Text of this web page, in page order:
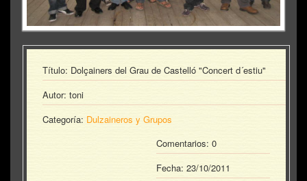
Título: Dolçainers del Grau de Castelló "Concert d´estiu"
Autor: toni
Categoría: Dulzaineros y Grupos
Comentarios: 0
Fecha:23/10/2011